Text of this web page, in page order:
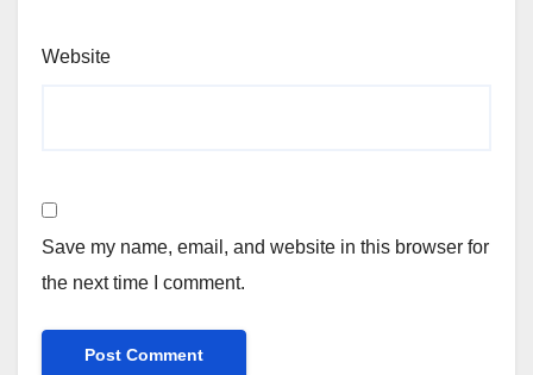
Website
Save my name, email, and website in this browser for
the next time I comment.